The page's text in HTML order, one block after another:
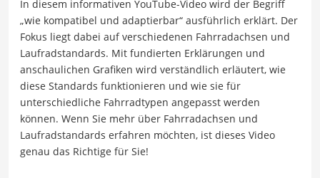
In diesem informativen YouTube-Video wird der Begriff
„wie kompatibel und adaptierbar“ ausführlich erklärt. Der
Fokus liegt dabei auf verschiedenen Fahrradachsen und
Laufradstandards. Mit fundierten Erklärungen und
anschaulichen Grafiken wird verständlich erläutert, wie
diese Standards funktionieren und wie sie für
unterschiedliche Fahrradtypen angepasst werden
können. Wenn Sie mehr über Fahrradachsen und
Laufradstandards erfahren möchten, ist dieses Video
genau das Richtige für Sie!